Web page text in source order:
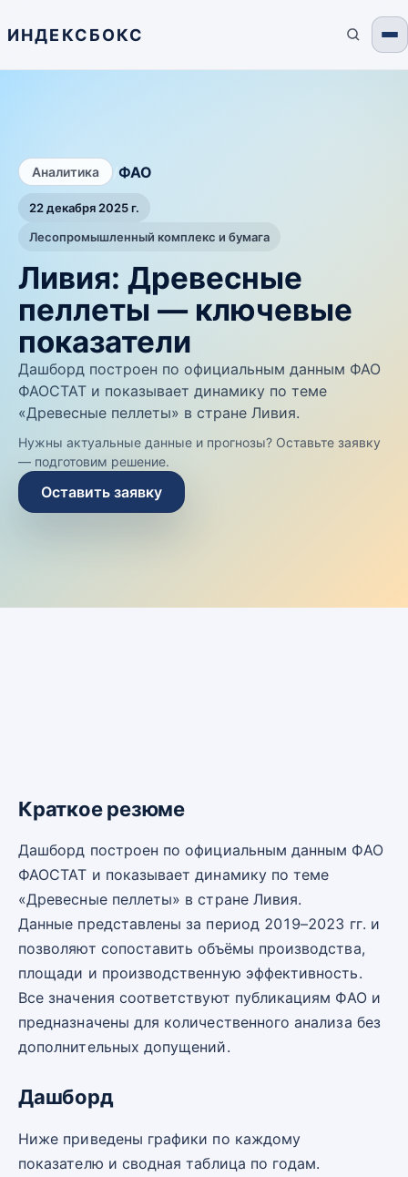
ИНДЕКСБОКС
Аналитика ФАО
22 декабря 2025 г.
Лесопромышленный комплекс и бумага
Ливия: Древесные
пеллеты — ключевые
показатели
Дашборд построен по официальным данным ФАО
ФАОСТАТ и показывает динамику по теме
«Древесные пеллеты» в стране Ливия.
Нужны актуальные данные и прогнозы? Оставьте заявку
— подготовим решение.
Оставить заявку
Краткое резюме
Дашборд построен по официальным данным ФАО
ФАОСТАТ и показывает динамику по теме
«Древесные пеллеты» в стране Ливия.
Данные представлены за период 2019–2023 гг. и
позволяют сопоставить объёмы производства,
площади и производственную эффективность.
Все значения соответствуют публикациям ФАО и
предназначены для количественного анализа без
дополнительных допущений.
Дашборд
Ниже приведены графики по каждому
показателю и сводная таблица по годам.